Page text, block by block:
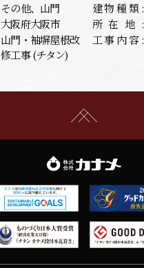
その他、山門
大阪府大阪市
山門・袖塀屋根改
修工事 (チタン)
建物種類:
所在地:
工事内容: